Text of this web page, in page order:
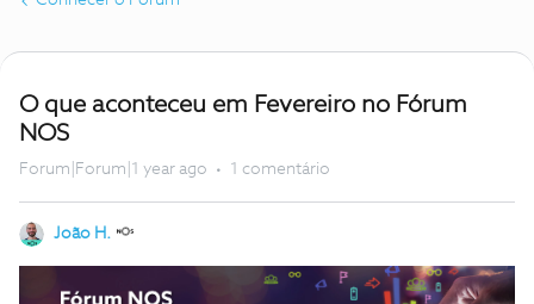
O que aconteceu em Fevereiro no Fórum
NOS
Forum|Forum|1 year ago 1 comentário
João H.